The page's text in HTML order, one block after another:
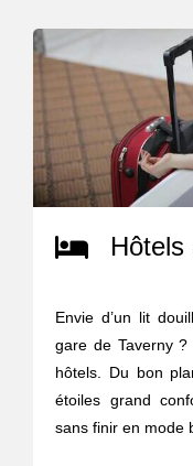
Hôtels
Envie d’un lit
gare de Taverny
hôtels. Du bon
étoiles grand
sans finir en mode